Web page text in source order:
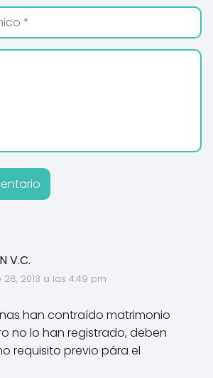
V.C.
2013 a las 4:49 pm
han contraído matrimonio
no lo han registrado, deben
requisito previo pára el